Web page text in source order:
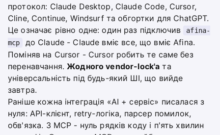
протокол: Claude Desktop, Claude Code, Cursor,
Cline, Continue, Windsurf та обгортки для ChatGPT.
Це означає рівно одне: один раз підключив
afina-
mcp
до Claude - Claude вміє все, що вміє Afina.
Поміняв на Cursor - Cursor робить те саме без
перенавчання.Жодного vendor-lock'а та
універсальність під будь-який ШІ, що вийде
завтра.
Раніше кожна інтеграція «AI + сервіс» писалася з
нуля: API-клієнт, retry-логіка, парсер помилок,
обв'язка. З MCP - нуль рядків коду і п'ять хвилин